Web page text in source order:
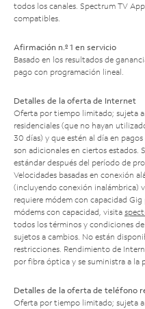
todos los canales. Spectrum TV
compatibles.
Afirmación n.º 1 en servicio
Basado en los resultados de
pago con programación lineal.
Detalles de la oferta de Internet
Oferta por tiempo limitado; sujeta
residenciales (que no hayan
30 días) y que estén al día en
son adicionales en ciertos estados.
estándar después del período de
Velocidades basadas en conexión
(incluyendo conexión inalámbrica)
requiere módem con capacidad
módems con capacidad, visita
todos los términos y condiciones
sujetos a cambios. No están
restricciones. Rendimiento de
por fibra óptica y se suministra a la
Detalles de la oferta de teléfono
Oferta por tiempo limitado; sujeta